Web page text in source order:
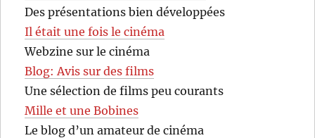
Des présentations bien développées
Il était une fois le cinéma
Webzine sur le cinéma
Blog: Avis sur des films
Une sélection de films peu courants
Mille et une Bobines
Le blog d’un amateur de cinéma